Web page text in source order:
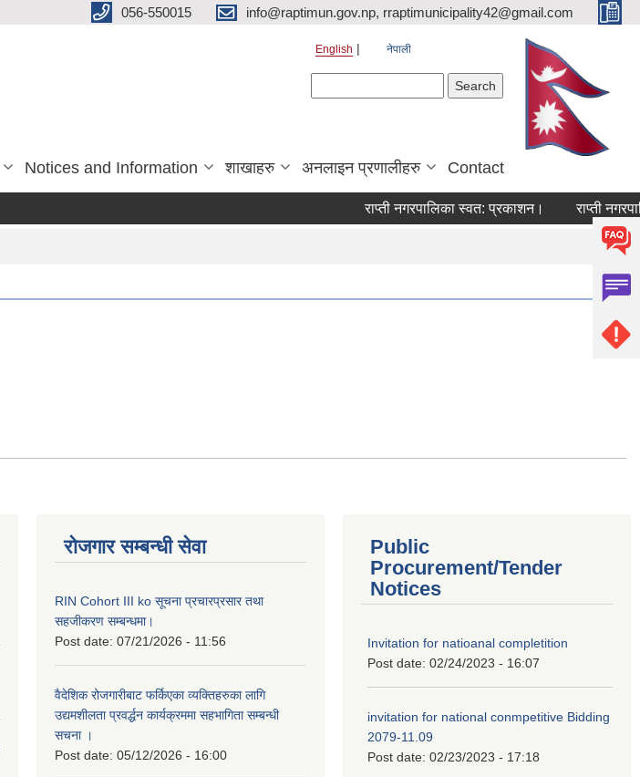
056-550015 info@raptimun.gov.np, rraptimunicipality42@gmail.com
English नेपाली
Notices and Information शाखाहरु अनलाइन प्रणालीहरु Contact
राप्ती नगरपालिका स्वत: प्रकाशन। राप्ती
रोजगार सम्बन्धी सेवा
RIN Cohort III ko सूचना प्रचारप्रसार तथा
सहजीकरण सम्बन्धमा।
Post date: 07/21/2026 - 11:56
वैदेशिक रोजगारीबाट फर्किएका व्यक्तिहरुका लागि
उद्यमशीलता प्रवर्द्धन कार्यक्रममा सहभागिता सम्बन्धी
सचना ।
Post date: 05/12/2026 - 16:00
Public
Procurement/Tender
Notices
Invitation for natioanal completition
Post date: 02/24/2023 - 16:07
invitation for national conmpetitive Bidding
2079-11.09
Post date: 02/23/2023 - 17:18